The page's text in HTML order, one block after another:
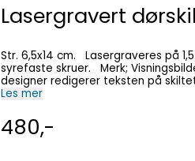
Lasergravert
Str. 6,5x14 cm. Lasergraveres på 1,5 mm. syrefast stål. Leveres med hull og rustfrie
syrefaste skruer. Merk; Visningsbildet vil ikke forandre seg etter at tekst er lagt inn. Vår
designer redigerer teksten på
Les mer
480,-